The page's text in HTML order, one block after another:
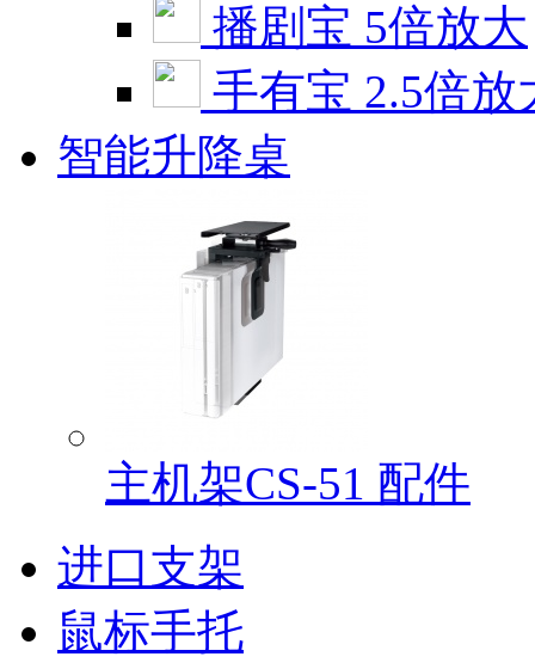
播剧宝 5倍放大
手有宝 2.5倍放
智能升降桌
主机架CS-51 配件
进口支架
鼠标手托